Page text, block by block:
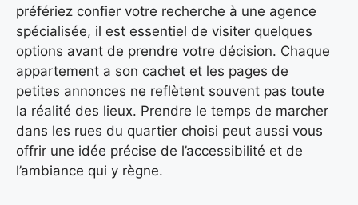
préfériez confier votre recherche à une agence
spécialisée, il est essentiel de visiter quelques
options avant de prendre votre décision. Chaque
appartement a son cachet et les pages de
petites annonces ne reflètent souvent pas toute
la réalité des lieux. Prendre le temps de marcher
dans les rues du quartier choisi peut aussi vous
offrir une idée précise de l’accessibilité et de
l’ambiance qui y règne.